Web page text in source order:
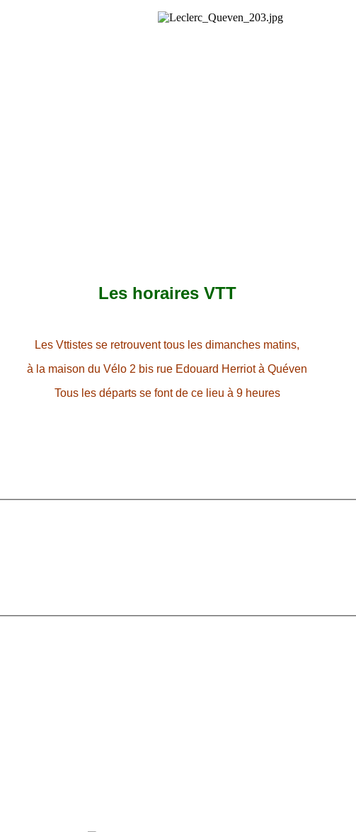
Les horaires VTT
Les Vttistes se retrouvent tous les dimanches matins,
à la maison du Vélo 2 bis rue Edouard Herriot à Quéven
Tous les départs se font de ce lieu à 9 heures